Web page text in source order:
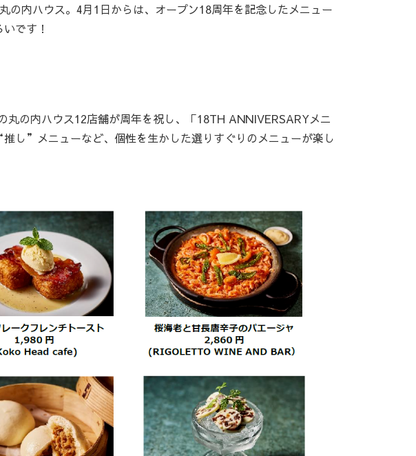
内ハウス。4月1日からは、オープン18周年を記念したメニュー
です！
の内ハウス12店舗が周年を祝し、「18TH ANNIVERSARYメニ
し”メニューなど、個性を生かした選りすぐりのメニューが楽し